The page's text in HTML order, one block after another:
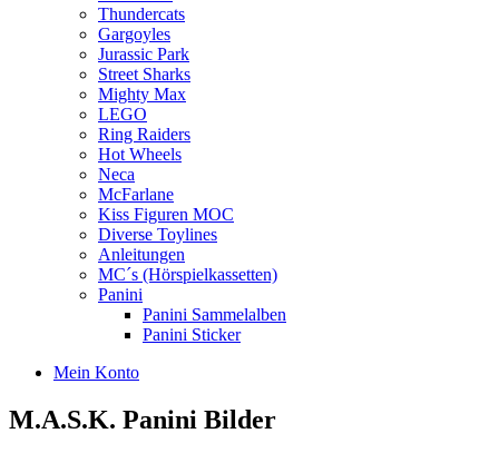
Thundercats
Gargoyles
Jurassic Park
Street Sharks
Mighty Max
LEGO
Ring Raiders
Hot Wheels
Neca
McFarlane
Kiss Figuren MOC
Diverse Toylines
Anleitungen
MC´s (Hörspielkassetten)
Panini
Panini Sammelalben
Panini Sticker
Mein Konto
M.A.S.K. Panini Bilder